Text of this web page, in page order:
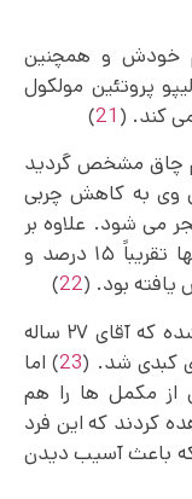
خودش و همچنین
پروتئین مولکول
کند. ( 21
)
انجام شده بر روی ۱۱ خانم چاق مشخص گردید
وی به کاهش چربی
در طی ۴ هفته منجر می شود. علاوه بر
این مشخص گردید که تری گلیسیرید آنها تقریباً ۱۵ درصد و
22
)
در یک مورد مطالعه انجام شده گزارش شده که آقای ۲۷ ساله
کبدی شد. (23) اما
از مکمل ها را هم
کردند که این فرد
که باعث آسیب دیدن